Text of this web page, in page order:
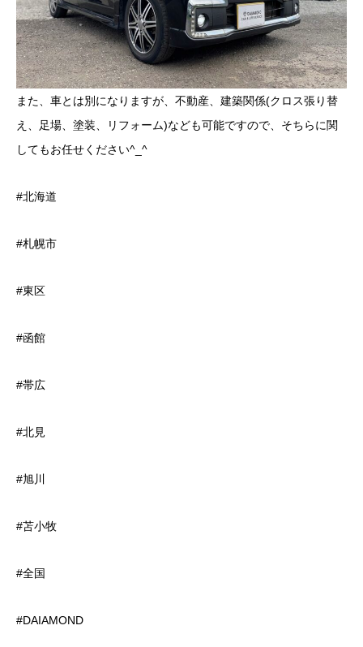
また、車とは別になりますが、不動産、建築関係(クロス張り替
え、足場、塗装、リフォーム)なども可能ですので、そちらに関
してもお任せください^_^
#北海道
#札幌市
#東区
#函館
#帯広
#北見
#旭川
#苫小牧
#全国
#DAIAMOND